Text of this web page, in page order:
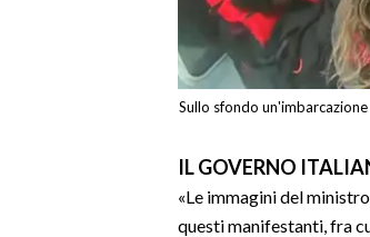
Sullo sfondo
IL GOVERNO
«Le immagini del
questi manifestanti, fra